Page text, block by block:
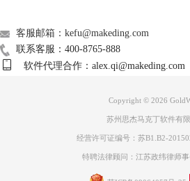
客服邮箱：kefu@makeding.com
联系客服：400-8765-888
软件代理合作：alex.qi@makeding.com
Copyright © 2026
苏州思杰马克丁软件有
经营许可证编号：苏B1.B2-
特聘法律顾问：江苏政纬律师